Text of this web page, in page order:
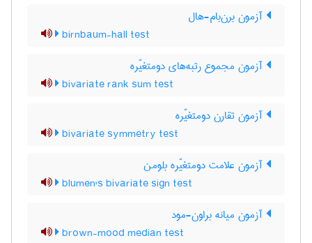
آزمون برن‌بام-هال
birnbaum-hall test
آزمون مجموع رتبه‌های دومتغیّره
bivariate rank sum test
آزمون تقارن دومتغیّره
bivariate symmetry test
آزمون علامت دومتغیّره بلومن
blumen's bivariate sign test
آزمون میانه براون-مود
brown-mood median test